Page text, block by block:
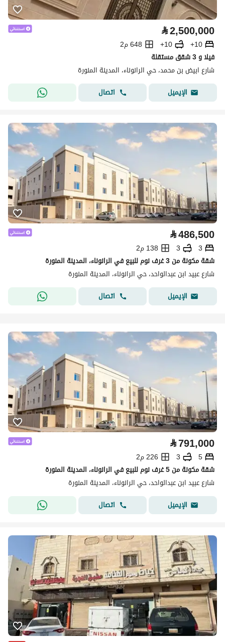
⃁2,500,000
10+
10+
648 م2
فيلا و 3 شقق مستقلة
شارع ابيض بن محمد، حي الرانوناء، المدينة المنورة
الإيميل
اتصال
⃁486,500
3
3
138 م2
شقة مكونة من 3 غرف نوم للبيع في الرانوناء، المدينة المنورة
شارع عبيد ابن عبدالواحد، حي الرانوناء، المدينة المنورة
الإيميل
اتصال
⃁791,000
5
3
226 م2
شقة مكونة من 5 غرف نوم للبيع في الرانوناء، المدينة المنورة
شارع عبيد ابن عبدالواحد، حي الرانوناء، المدينة المنورة
الإيميل
اتصال